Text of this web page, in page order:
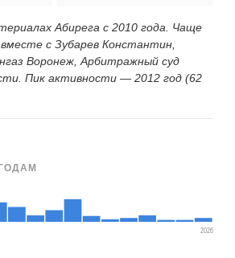
Абирега с 2010 года. Чаще
с Зубарев Константин,
Воронеж, Арбитражный суд
Пик активности — 2012 год (62
2026